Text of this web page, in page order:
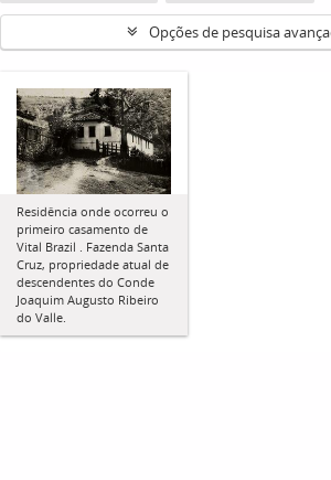
Opções de pesquisa
Residência onde ocorreu o
primeiro casamento de
Vital Brazil . Fazenda Santa
Cruz, propriedade atual de
descendentes do Conde
Joaquim Augusto Ribeiro
do Valle.